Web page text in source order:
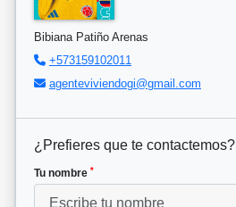
Bibiana Patiño Arenas
+573159102011
agenteviviendogi@gmail.com
¿Prefieres que te contactemos?
Tu nombre *